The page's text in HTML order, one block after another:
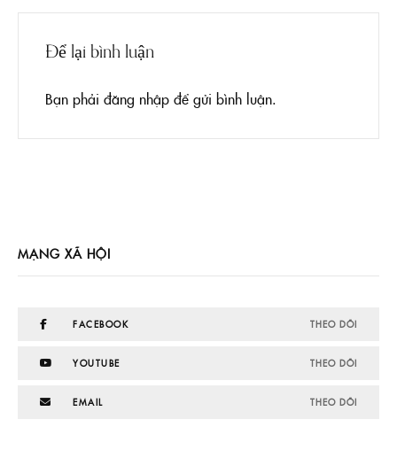
Để lại bình luận
Bạn phải đăng nhập để gửi bình luận.
MẠNG XÃ HỘI
FACEBOOK THEO DÕI
YOUTUBE THEO DÕI
EMAIL THEO DÕI